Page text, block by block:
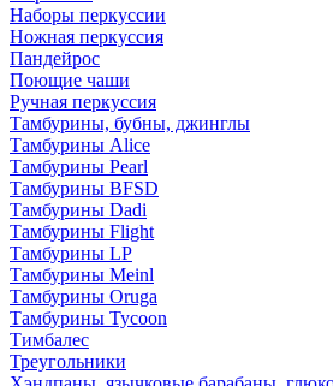
Наборы перкуссии
Ножная перкуссия
Пандейрос
Поющие чаши
Ручная перкуссия
Тамбурины, бубны, джинглы
Тамбурины Alice
Тамбурины Pearl
Тамбурины BFSD
Тамбурины Dadi
Тамбурины Flight
Тамбурины LP
Тамбурины Meinl
Тамбурины Oruga
Тамбурины Tycoon
Тимбалес
Треугольники